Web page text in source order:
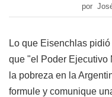
por
Lo que Eisenchlas
que "el Poder Ejecutivo
la pobreza en la
formule y comunique